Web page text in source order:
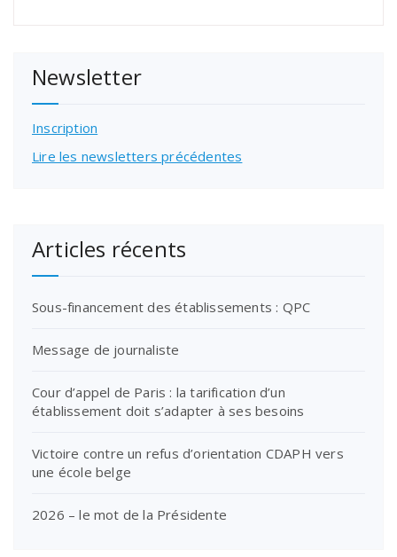
Newsletter
Inscription
Lire les newsletters précédentes
Articles récents
Sous-financement des établissements : QPC
Message de journaliste
Cour d’appel de Paris : la tarification d’un
établissement doit s’adapter à ses besoins
Victoire contre un refus d’orientation CDAPH vers
une école belge
2026 – le mot de la Présidente